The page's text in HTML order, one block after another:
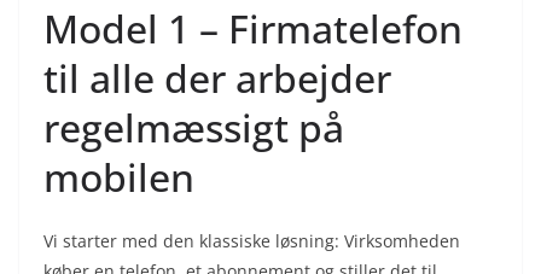
Model 1 – Firmatelefon
til alle der arbejder
regelmæssigt på
mobilen
Vi starter med den klassiske løsning: Virksomheden